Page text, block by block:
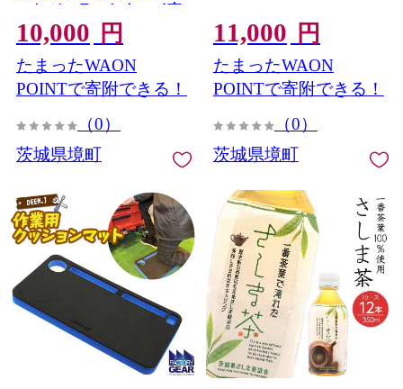
ット ジェラート ヤヨイ東
京 世界 スイーツ デザート
贈答 プレゼント アイス 干
し芋 K2564
10,000 円
たまったWAON
POINTで寄附できる！
（0）
茨城県境町
11,000 円
たまったWAON
POINTで寄附できる！
（0）
茨城県境町